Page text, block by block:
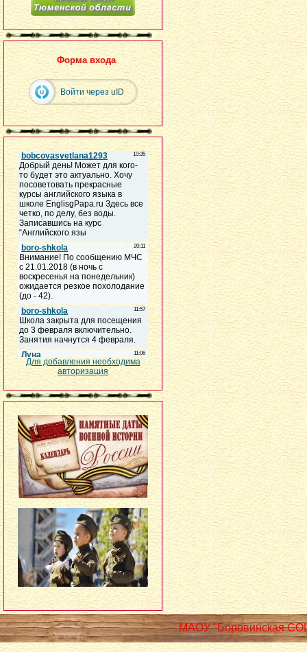
Форма входа
Войти через uID
Для добавления необходима
авторизация
МАОУ "Боровинская